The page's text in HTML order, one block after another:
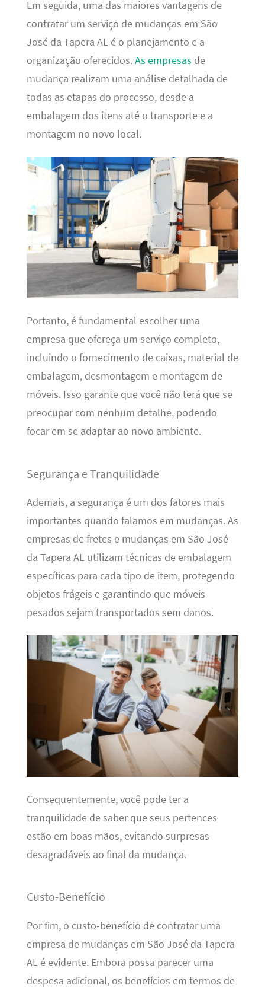
Em seguida, uma das maiores vantagens de
contratar um serviço de mudanças em São
José da Tapera AL é o planejamento e a
organização oferecidos. As empresas de
mudança realizam uma análise detalhada de
todas as etapas do processo, desde a
embalagem dos itens até o transporte e a
montagem no novo local.
Portanto, é fundamental escolher uma
empresa que ofereça um serviço completo,
incluindo o fornecimento de caixas, material de
embalagem, desmontagem e montagem de
móveis. Isso garante que você não terá que se
preocupar com nenhum detalhe, podendo
focar em se adaptar ao novo ambiente.
Segurança e Tranquilidade
Ademais, a segurança é um dos fatores mais
importantes quando falamos em mudanças. As
empresas de fretes e mudanças em São José
da Tapera AL utilizam técnicas de embalagem
específicas para cada tipo de item, protegendo
objetos frágeis e garantindo que móveis
pesados sejam transportados sem danos.
Consequentemente, você pode ter a
tranquilidade de saber que seus pertences
estão em boas mãos, evitando surpresas
desagradáveis ao final da mudança.
Custo-Benefício
Por fim, o custo-benefício de contratar uma
empresa de mudanças em São José da Tapera
AL é evidente. Embora possa parecer uma
despesa adicional, os benefícios em termos de